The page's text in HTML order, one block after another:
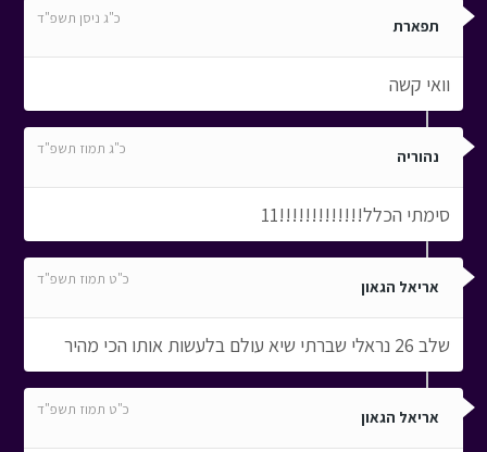
תפארת כ"ג ניסן תשפ"ד
וואי קשה
נהוריה כ"ג תמוז תשפ"ד
סימתי הכלל!!!!!!!!!!!!!11
אריאל הגאון כ"ט תמוז תשפ"ד
שלב 26 נראלי שברתי שיא עולם בלעשות אותו הכי מהיר
אריאל הגאון כ"ט תמוז תשפ"ד